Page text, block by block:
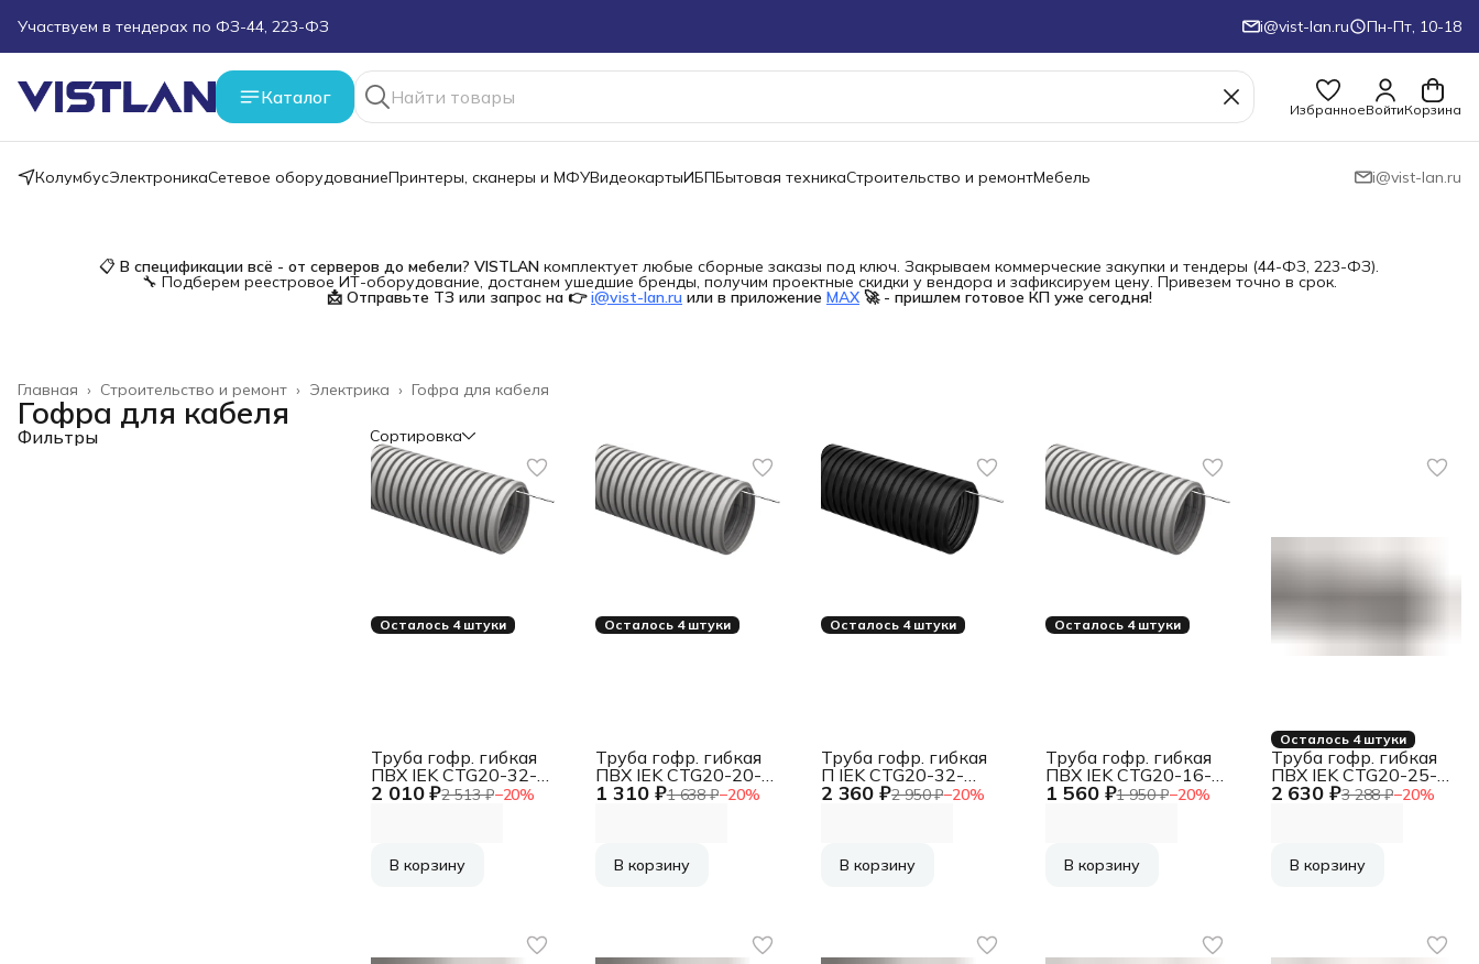
Поможем подобрать оборудование под ТЗ
Пуско-наладочные работы
Пришлите запрос на e-mail или в чат
Более 100 000 позиций в наличии и под заказ
i@vist-lan.ru Пн-Пт, 10-18
Каталог
ИзбранноеВойтиКорзина
КолумбусЭлектроникаСетевое оборудованиеПринтеры, сканеры и МФУВидеокартыИБПБытовая техникаСтроительство и ремонтМебель i@vist-lan.ru
📋В спецификации всё - от серверов до мебели? VISTLAN комплектует любые сборные заказы под ключ. Закрываем коммерческие закупки и тендеры (44-ФЗ, 223-ФЗ).
🔧 Подберем реестровое ИТ-оборудование, достанем ушедшие бренды, получим проектные скидки у вендора и зафиксируем цену. Привезем точно в срок.
📩 Отправьте ТЗ или запрос на 👉 i@vist-lan.ru или в приложение MAX 🚀 - пришлем готовое КП уже сегодня!
Гофра для кабеля
Электрика ›
Строительство и ремонт ›
Главная ›
Гофра для кабеля
Фильтры Сортировка
Осталось 4 штуки
2 010 ₽2 513 ₽−20%
Труба гофр. гибкая
ПВХ IEK CTG20-32-
K41-025I
В корзину
Осталось 4 штуки
1 310 ₽1 638 ₽−20%
Труба гофр. гибкая
ПВХ IEK CTG20-20-
K41-050I
В корзину
Осталось 4 штуки
2 360 ₽2 950 ₽−20%
Труба гофр. гибкая
П IEK CTG20-32-
K02-025-1
В корзину
Осталось 4 штуки
1 560 ₽1 950 ₽−20%
Труба гофр. гибкая
ПВХ IEK CTG20-16-
K41-100I
В корзину
Осталось 4 штуки
2 630 ₽3 288 ₽−20%
Труба гофр. гибкая
ПВХ IEK CTG20-25-
K41-050I
В корзину